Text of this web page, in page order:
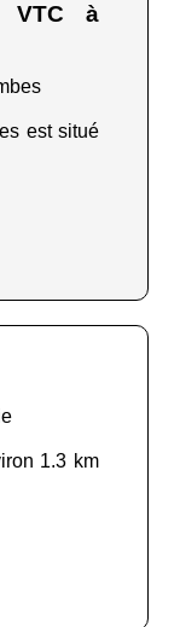
VTC à
est situé
1.3 km